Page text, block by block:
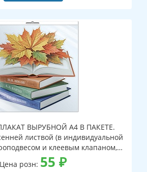
ВЫРУБНОЙ А4 В ПАКЕТЕ.
листвой (в индивидуальной
и клеевым клапаном,
ВД-лак)
Цена розн: 55 ₽